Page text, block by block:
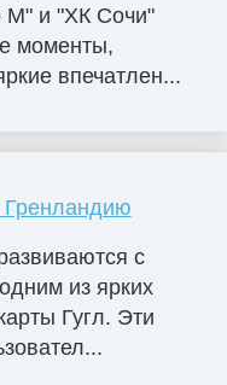
М" и "ХК Сочи"
моменты,
впечатлен...
Гренландию
с
из ярких
Гугл. Эти